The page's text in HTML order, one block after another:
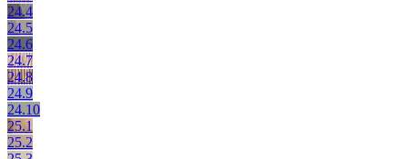
24.4
24.5
24.6
24.7
24.8
24.9
24.10
25.1
25.2